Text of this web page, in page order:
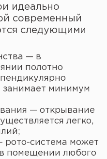
идеально
современный
следующими
— в
полотно
занимает минимум
— открывание
легко,
рото-система может
помещении любого